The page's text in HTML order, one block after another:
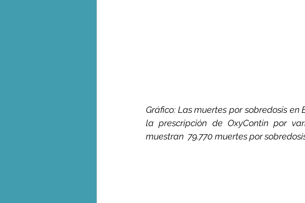
Gráfico: Las muertes por sobredosis
la prescripción de OxyContin por
muestran  79.770 muertes por